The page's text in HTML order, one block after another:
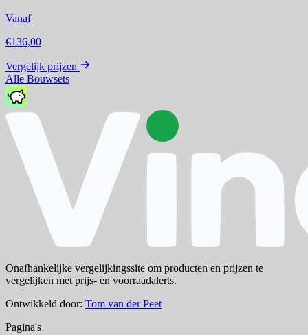
Vanaf
€136,00
Vergelijk prijzen
Alle Bouwsets
Onafhankelijke vergelijkingssite om producten en prijzen te
vergelijken met prijs- en voorraadalerts.
Ontwikkeld door: Tom van der Peet
Pagina's